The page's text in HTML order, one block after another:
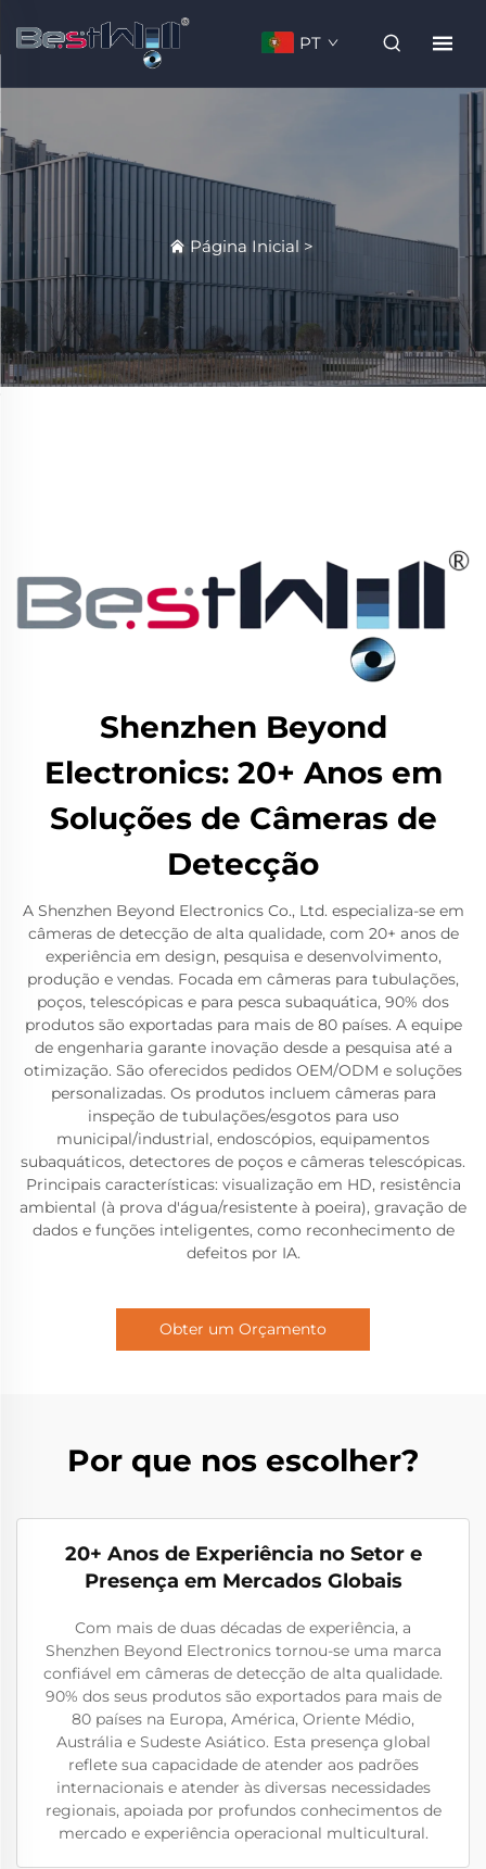
PT
Página Inicial >
Shenzhen Beyond
Electronics: 20+ Anos em
Soluções de Câmeras de
Detecção
A Shenzhen Beyond Electronics Co., Ltd. especializa-se em
câmeras de detecção de alta qualidade, com 20+ anos de
experiência em design, pesquisa e desenvolvimento,
produção e vendas. Focada em câmeras para tubulações,
poços, telescópicas e para pesca subaquática, 90% dos
produtos são exportadas para mais de 80 países. A equipe
de engenharia garante inovação desde a pesquisa até a
otimização. São oferecidos pedidos OEM/ODM e soluções
personalizadas. Os produtos incluem câmeras para
inspeção de tubulações/esgotos para uso
municipal/industrial, endoscópios, equipamentos
subaquáticos, detectores de poços e câmeras telescópicas.
Principais características: visualização em HD, resistência
ambiental (à prova d'água/resistente à poeira), gravação de
dados e funções inteligentes, como reconhecimento de
defeitos por IA.
Obter um Orçamento
Por que nos escolher?
20+ Anos de Experiência no Setor e
Presença em Mercados Globais
Com mais de duas décadas de experiência, a
Shenzhen Beyond Electronics tornou-se uma marca
confiável em câmeras de detecção de alta qualidade.
90% dos seus produtos são exportados para mais de
80 países na Europa, América, Oriente Médio,
Austrália e Sudeste Asiático. Esta presença global
reflete sua capacidade de atender aos padrões
internacionais e atender às diversas necessidades
regionais, apoiada por profundos conhecimentos de
mercado e experiência operacional multicultural.